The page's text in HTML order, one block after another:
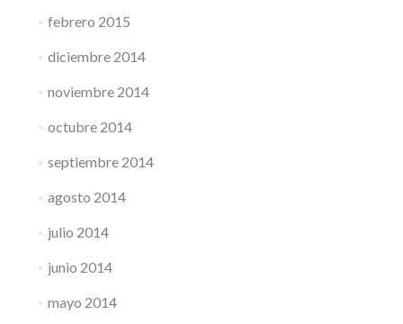
febrero 2015
diciembre 2014
noviembre 2014
octubre 2014
septiembre 2014
agosto 2014
julio 2014
junio 2014
mayo 2014